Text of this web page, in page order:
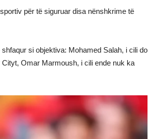
për të siguruar disa nënshkrime të
si objektiva: Mohamed Salah, i cili do
Omar Marmoush, i cili ende nuk ka